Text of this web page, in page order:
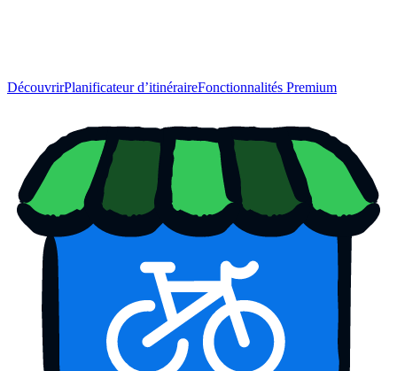
DécouvrirPlanificateur d’itinéraireFonctionnalités Premium